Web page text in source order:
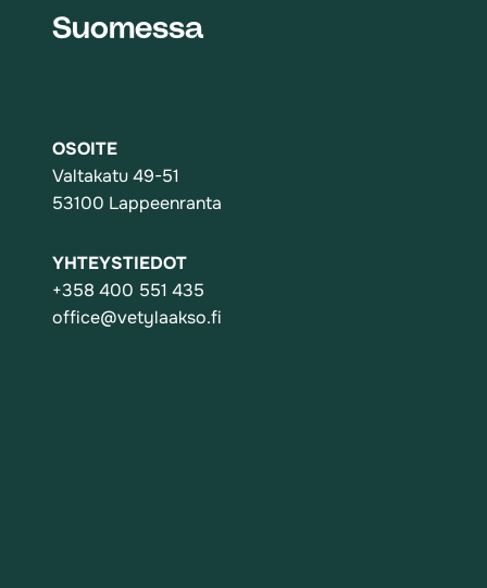
Suomessa
OSOITE
Valtakatu 49-51
53100 Lappeenranta
YHTEYSTIEDOT
+358 400 551 435
office@vetylaakso.fi